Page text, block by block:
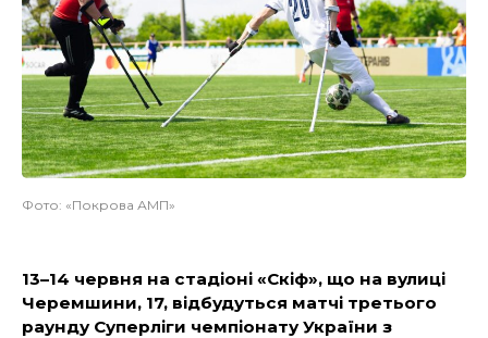
Фото: «Покрова АМП»
13–14 червня на стадіоні «Скіф», що на вулиці
Черемшини, 17, відбудуться матчі третього
раунду Суперліги чемпіонату України з